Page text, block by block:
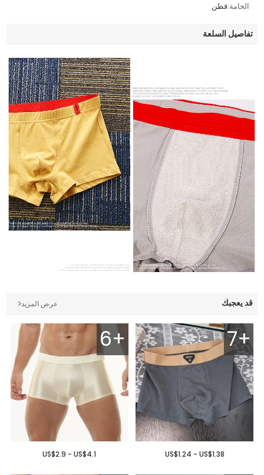
الخامة:قطن
تفاصيل السلعة
قد يعجبك عرض المزيد
7+
US$1.24 - US$1.38
6+
US$2.9 - US$4.1